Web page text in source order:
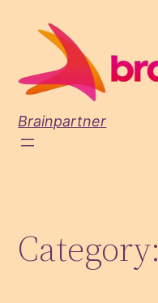
Brainpartner
Category: